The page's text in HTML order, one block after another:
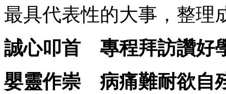
最具代表性的大事，整理
誠心叩首 專程拜訪讚好
嬰靈作崇 病痛難耐欲自